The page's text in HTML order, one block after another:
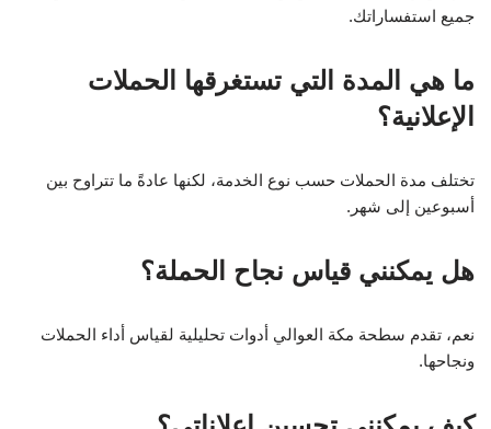
جميع استفساراتك.
ما هي المدة التي تستغرقها الحملات
الإعلانية؟
تختلف مدة الحملات حسب نوع الخدمة، لكنها عادةً ما تتراوح بين
أسبوعين إلى شهر.
هل يمكنني قياس نجاح الحملة؟
نعم، تقدم سطحة مكة العوالي أدوات تحليلية لقياس أداء الحملات
ونجاحها.